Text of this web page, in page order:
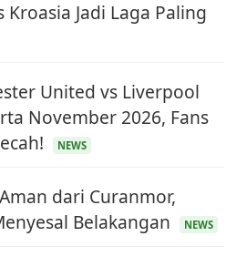
Jadi Laga Paling
United vs Liverpool
November 2026, Fans
NEWS
dari Curanmor,
Belakangan
NEWS